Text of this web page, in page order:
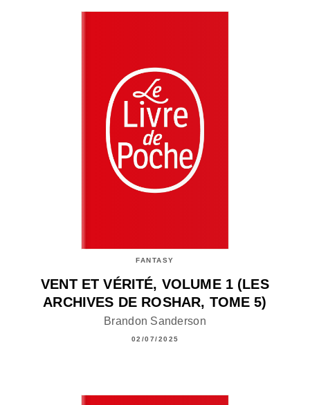
FANTASY
VENT ET VÉRITÉ, VOLUME 1 (LES
ARCHIVES DE ROSHAR, TOME 5)
Brandon Sanderson
02/07/2025